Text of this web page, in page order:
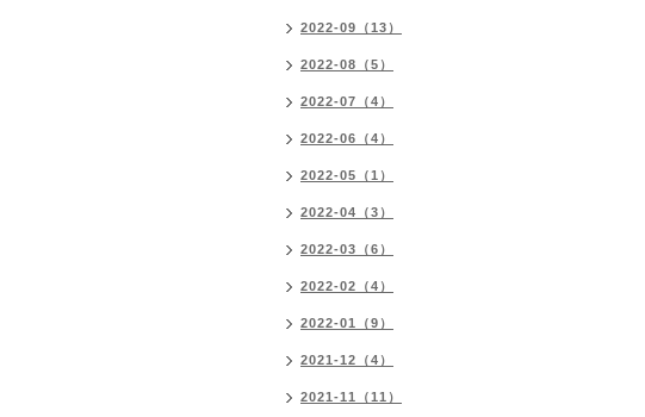
2022-09（13）
2022-08（5）
2022-07（4）
2022-06（4）
2022-05（1）
2022-04（3）
2022-03（6）
2022-02（4）
2022-01（9）
2021-12（4）
2021-11（11）